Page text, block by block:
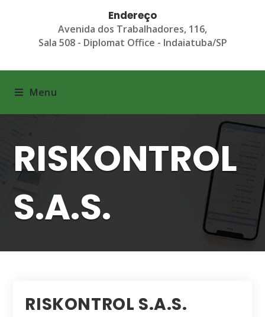
Endereço
Avenida dos Trabalhadores, 116,
Sala 508 - Diplomat Office - Indaiatuba/SP
Menu
RISKONTROL
S.A.S.
RISKONTROL S.A.S.